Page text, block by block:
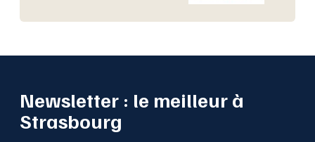
Newsletter : le meilleur à
Strasbourg